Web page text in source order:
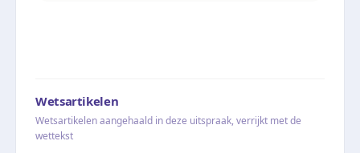
Wetsartikelen
Wetsartikelen aangehaald in deze uitspraak, verrijkt met de
wettekst